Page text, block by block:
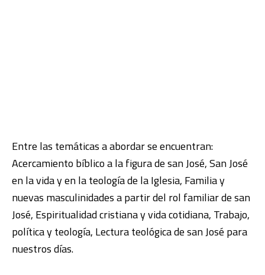
Entre las temáticas a abordar se encuentran:
Acercamiento bíblico a la figura de san José, San José
en la vida y en la teología de la Iglesia, Familia y
nuevas masculinidades a partir del rol familiar de san
José, Espiritualidad cristiana y vida cotidiana, Trabajo,
política y teología, Lectura teológica de san José para
nuestros días.